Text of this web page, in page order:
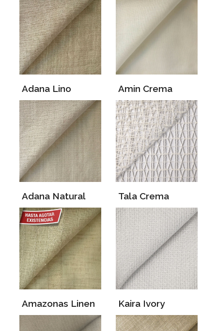
Adana Lino Amin Crema
Adana Natural Tala Crema
Amazonas Linen Kaira Ivory